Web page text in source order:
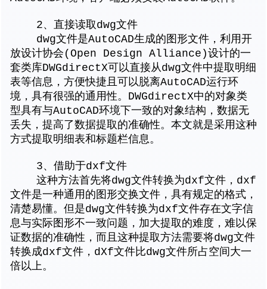
2、直接读取dwg文件
dwg文件是AutoCAD生成的图形文件，利用开
放设计协会(Open Design Alliance)设计的一
套类库DWGdirectX可以直接从dwg文件中提取明细
表等信息，方便快捷且可以脱离AutoCAD运行环
境，具有很强的通用性。DWGdirectX中的对象类
型具有与AutoCAD环境下一致的对象结构，数据无
丢失，提高了数据提取的准确性。本文就是采用这种
方式提取明细表和标题栏信息。
3、借助于dxf文件
这种方法首先将dwg文件转换为dxf文件，dxf
文件是一种通用的图形交换文件，具有规定的格式，
清楚易懂。但是dwg文件转换为dxf文件存在文字信
息与实际图形不一致问题，加大提取的难度，难以保
证数据的准确性，而且这种提取方法需要将dwg文件
转换成dxf文件，dXf文件比dwg文件所占空间大一
倍以上。